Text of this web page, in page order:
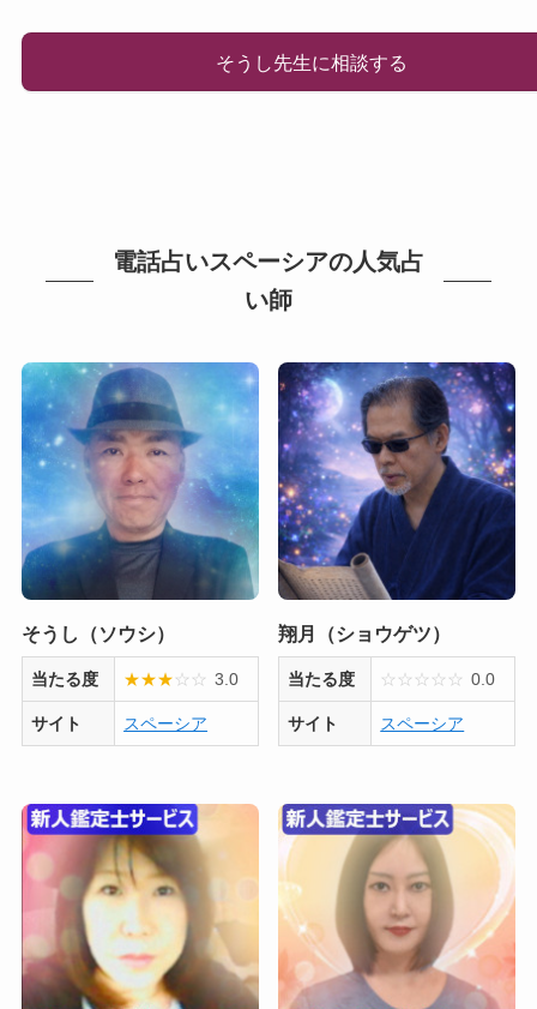
そうし先生に相談する
電話占いスペーシアの人気占
い師
そうし（ソウシ）
当たる度 ★★★☆ ☆ 3.0
サイト スペーシア
翔月（ショウゲツ）
当たる度 ☆ ☆ ☆ ☆ ☆ 0.0
サイト スペーシア